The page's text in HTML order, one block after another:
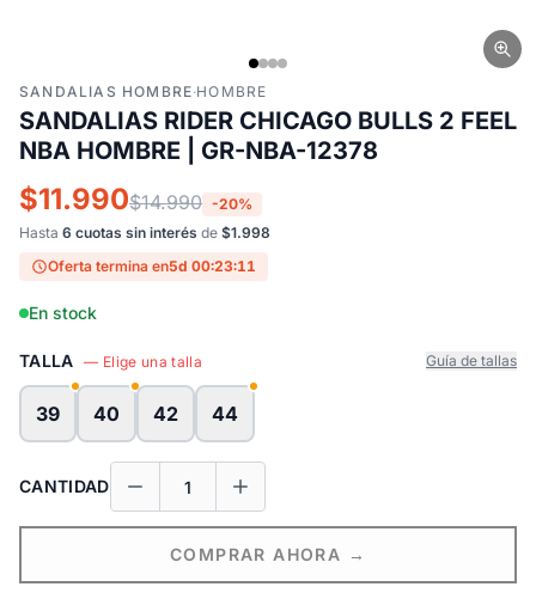
SANDALIAS HOMBRE·HOMBRE
SANDALIAS RIDER CHICAGO BULLS 2 FEEL
NBA HOMBRE | GR-NBA-12378
$11.990$14.990 -20%
Hasta 6 cuotas sin interés de $1.998
Oferta termina en5d 00:23:11
En stock
TALLA — Elige una talla Guía de tallas
39 40 42 44
CANTIDAD
COMPRAR AHORA →